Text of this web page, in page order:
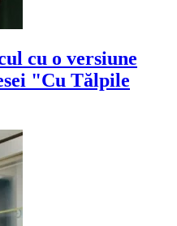
cu o versiune
"Cu Tălpile